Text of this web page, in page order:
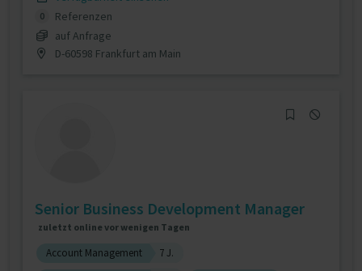
0
Referenzen
auf Anfrage
D-60598 Frankfurt am Main
Senior Business Development Manager
zuletzt online vor wenigen Tagen
Account Management
7 J.